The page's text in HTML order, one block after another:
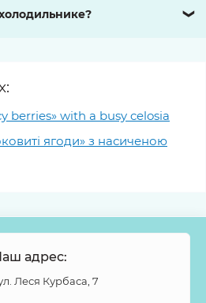
❯
berries» with a busy celosia
ягоди» з насиченою
адрес:
Леся Курбаса, 7